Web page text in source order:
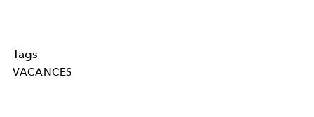
Tags
VACANCES